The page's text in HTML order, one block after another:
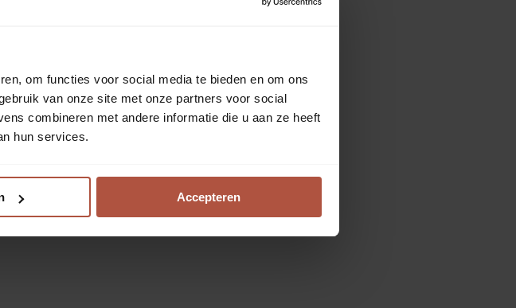
om functies voor social media te bieden en om ons
van onze site met onze partners voor social
combineren met andere informatie die u aan ze heeft
hun services.
Accepteren